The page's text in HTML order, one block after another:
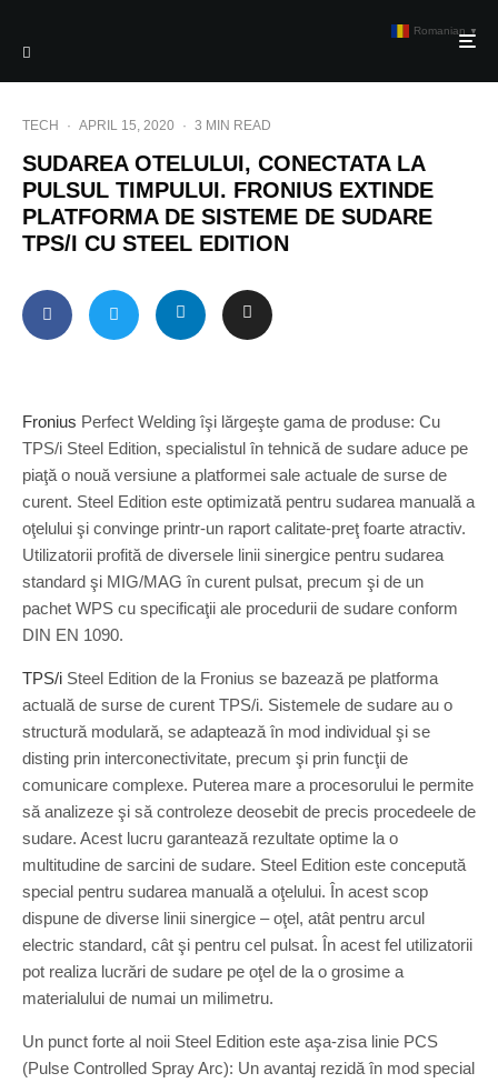
TECH · APRIL 15, 2020 · 3 MIN READ
SUDAREA OTELULUI, CONECTATA LA
PULSUL TIMPULUI. FRONIUS EXTINDE
PLATFORMA DE SISTEME DE SUDARE
TPS/I CU STEEL EDITION
Fronius Perfect Welding îşi lărgeşte gama de produse: Cu
TPS/i Steel Edition, specialistul în tehnică de sudare aduce pe
piaţă o nouă versiune a platformei sale actuale de surse de
curent. Steel Edition este optimizată pentru sudarea manuală a
oţelului şi convinge printr-un raport calitate-preţ foarte atractiv.
Utilizatorii profită de diversele linii sinergice pentru sudarea
standard şi MIG/MAG în curent pulsat, precum şi de un
pachet WPS cu specificaţii ale procedurii de sudare conform
DIN EN 1090.
TPS/i Steel Edition de la Fronius se bazează pe platforma
actuală de surse de curent TPS/i. Sistemele de sudare au o
structură modulară, se adaptează în mod individual şi se
disting prin interconectivitate, precum şi prin funcţii de
comunicare complexe. Puterea mare a procesorului le permite
să analizeze şi să controleze deosebit de precis procedeele de
sudare. Acest lucru garantează rezultate optime la o
multitudine de sarcini de sudare. Steel Edition este concepută
special pentru sudarea manuală a oţelului. În acest scop
dispune de diverse linii sinergice – oţel, atât pentru arcul
electric standard, cât şi pentru cel pulsat. În acest fel utilizatorii
pot realiza lucrări de sudare pe oţel de la o grosime a
materialului de numai un milimetru.
Un punct forte al noii Steel Edition este aşa-zisa linie PCS
(Pulse Controlled Spray Arc): Un avantaj rezidă în mod special
Romanian ▼